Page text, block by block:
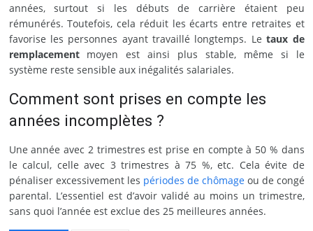
années, surtout si les débuts de carrière étaient peu
rémunérés. Toutefois, cela réduit les écarts entre retraites et
favorise les personnes ayant travaillé longtemps. Letaux de
remplacementmoyen est ainsi plus stable, même si le
système reste sensible aux inégalités salariales.
Comment sont prises en compte les
années incomplètes ?
Une année avec 2 trimestres est prise en compte à 50 % dans
le calcul, celle avec 3 trimestres à 75 %, etc. Cela évite de
pénaliser excessivement les périodes de chômageou de congé
parental. L’essentiel est d’avoir validé au moins un trimestre,
sans quoi l’année est exclue des 25 meilleures années.